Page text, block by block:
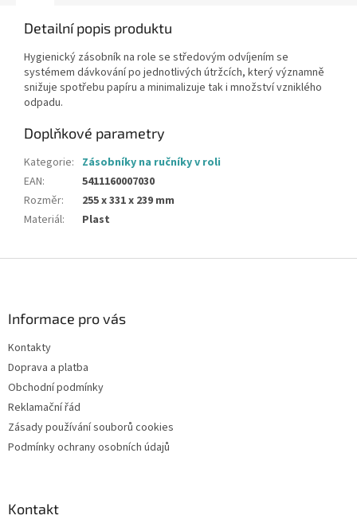
Detailní popis produktu
Hygienický zásobník na role se středovým odvíjením se
systémem dávkování po jednotlivých útržcích, který významně
snižuje spotřebu papíru a minimalizuje tak i množství vzniklého
odpadu.
Doplňkové parametry
Kategorie: Zásobníky na ručníky v roli
EAN:
5411160007030
Rozměr:
255 x 331 x 239 mm
Materiál: Plast
Informace pro vás
Kontakty
Doprava a platba
Obchodní podmínky
Reklamační řád
Zásady používání souborů cookies
Podmínky ochrany osobních údajů
Kontakt